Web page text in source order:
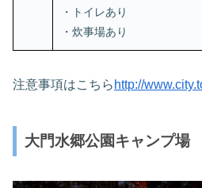
・トイレあり
・炊事場あり
注意事項はこちら http://
大門水郷公園キャンプ場